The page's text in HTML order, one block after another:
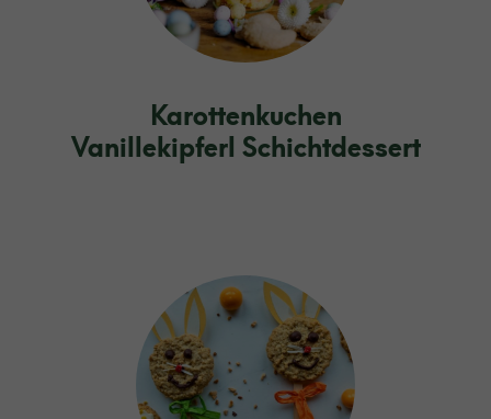
Karottenkuchen
Vanillekipferl Schichtdessert